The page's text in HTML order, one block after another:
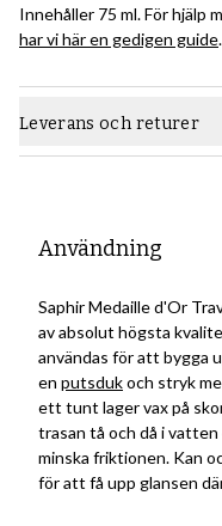
Innehåller 75 ml. För hjälp
har vi här en gedigen guide.
Leverans och returer
Användning
Saphir Medaille d'Or
av absolut högsta
användas för att bygga
en putsdukoch stryk
ett tunt lager vax på
trasan tå och då i
minska friktionen. Kan
för att få upp glansen